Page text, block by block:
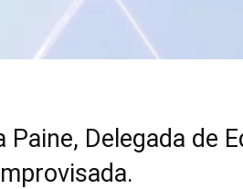
Paine, Delegada de